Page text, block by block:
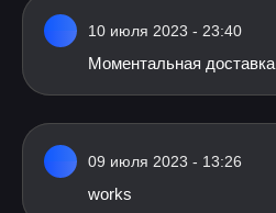
10 июля 2023 - 23:40
Моментальная доставка
09 июля 2023 - 13:26
works